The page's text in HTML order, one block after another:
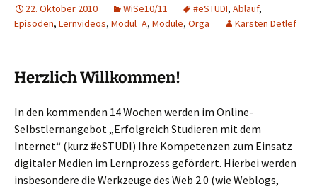
22. Oktober 2010 WiSe10/11 #eSTUDI, Ablauf,
Episoden, Lernvideos, Modul_A, Module, Orga Karsten Detlef
Herzlich Willkommen!
In den kommenden 14 Wochen werden im Online-
Selbstlernangebot „Erfolgreich Studieren mit dem
Internet“ (kurz #eSTUDI) Ihre Kompetenzen zum Einsatz
digitaler Medien im Lernprozess gefördert. Hierbei werden
insbesondere die Werkzeuge des Web 2.0 (wie Weblogs,